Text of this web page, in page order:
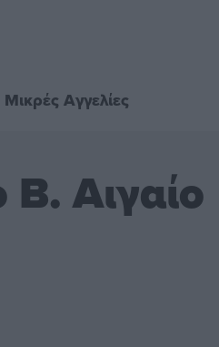
Μικρές Αγγελίες
Αιγαίο